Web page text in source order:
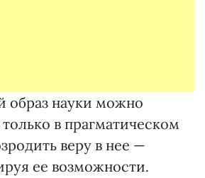
образ науки можно
в прагматическом
веру в нее —
ее возможности.